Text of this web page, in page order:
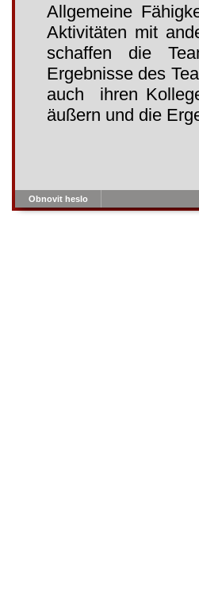
Allgemeine
Aktivitäten mit
schaffen die
Ergebnisse des
auch ihren
äußern und die
Obnovit heslo